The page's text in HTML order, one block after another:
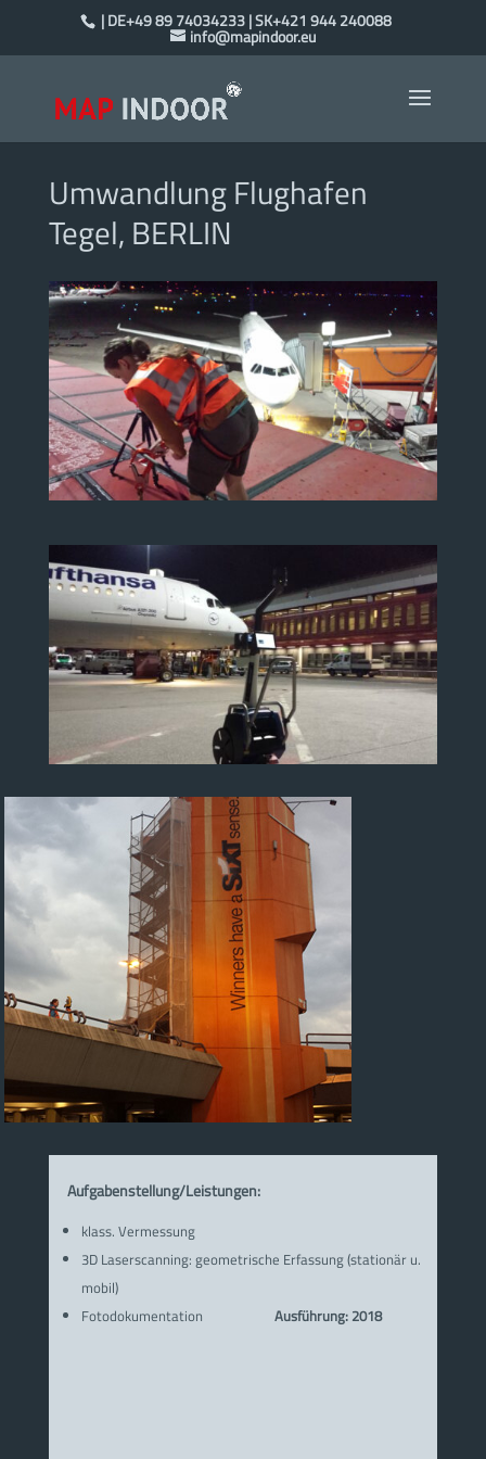
| DE+49 89 74034233 | SK+421 944 240088
info@mapindoor.eu
Umwandlung Flughafen
Tegel, BERLIN
Aufgabenstellung/Leistungen:
klass. Vermessung
3D Laserscanning: geometrische Erfassung (stationär u.
mobil)
Fotodokumentation Ausführung: 2018